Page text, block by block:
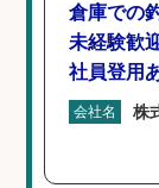
倉庫での
未経験歓
社員登用
会社名 株